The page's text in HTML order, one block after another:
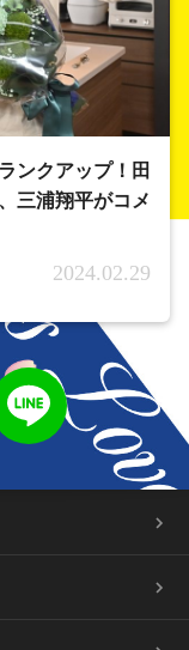
ンクアップ！田
三浦翔平がコメ
2024.02.29